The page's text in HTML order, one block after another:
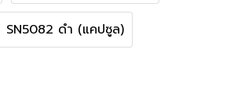
SN5082 ดำ (แคปซูล)